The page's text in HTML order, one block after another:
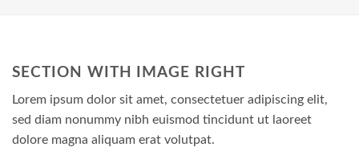
SECTION WITH IMAGE RIGHT
Lorem ipsum dolor sit amet, consectetuer adipiscing elit,
sed diam nonummy nibh euismod tincidunt ut laoreet
dolore magna aliquam erat volutpat.